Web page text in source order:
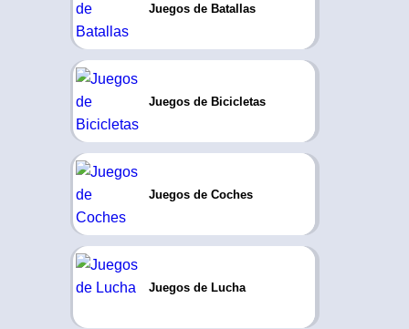
Juegos de Batallas
Juegos de Bicicletas
Juegos de Coches
Juegos de Lucha